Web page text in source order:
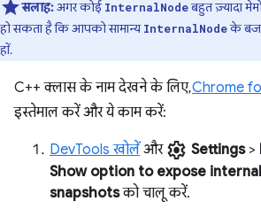
सलाह:अगर कोई InternalNodeबहुत ज़्यादा
हो सकता है कि आपको सामान्यInternalNodeके
हों.
C++ क्लास के नाम देखने के लिए,Chrome
इस्तेमाल करें और ये काम करें:
DevTools खोलें और settings Settings>
Show option to expose
snapshotsको चालू करें.